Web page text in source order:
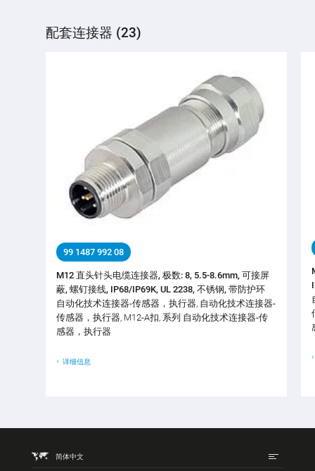
配套连接器 (23)
99 1487 992 08
M12 直头针头电缆连接器, 极数: 8, 5.5-8.6mm, 可接屏
蔽, 螺钉接线, IP68/IP69K, UL 2238, 不锈钢, 带防护环
自动化技术连接器-传感器，执行器, 自动化技术连接器-
传感器，执行器, M12-A扣, 系列 自动化技术连接器-传
感器，执行器
详细信息
简体中文